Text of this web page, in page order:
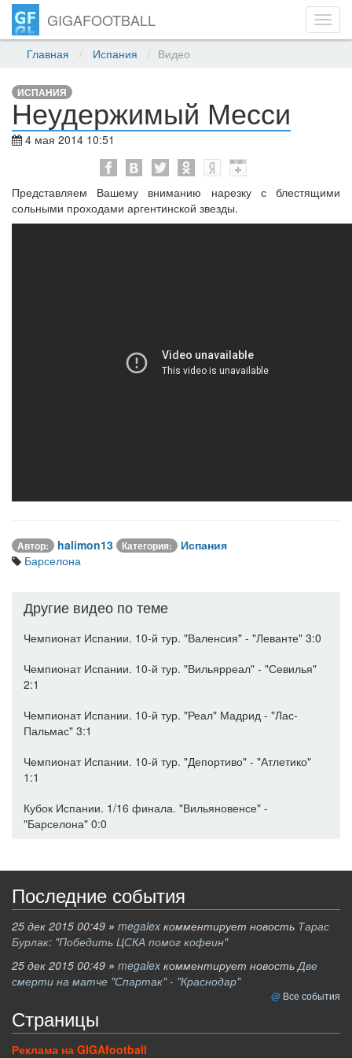
GIGAFOOTBALL
Главная Испания Видео
ИСПАНИЯ
Неудержимый Месси
4 мая 2014 10:51
Представляем Вашему вниманию нарезку с блестящими
сольными проходами аргентинской звезды.
Автор: halimon13 Категория:
Испания
Барселона
Другие видео по теме
Чемпионат Испании. 10-й тур. "Валенсия" - "Леванте" 3:0
Чемпионат Испании. 10-й тур. "Вильярреал" - "Севилья"
2:1
Чемпионат Испании. 10-й тур. "Реал" Мадрид - "Лас-
Пальмас" 3:1
Чемпионат Испании. 10-й тур. "Депортиво" - "Атлетико"
1:1
Кубок Испании. 1/16 финала. "Вильяновенсе" -
"Барселона" 0:0
Последние события
25 дек 2015 00:49 » megalex комментирует новость Тарас
Бурлак: "Победить ЦСКА помог кофеин"
25 дек 2015 00:49 » megalex комментирует новостьДве
смерти на матче "Спартак" - "Краснодар"
Все события
Страницы
Реклама на GIGAfootball